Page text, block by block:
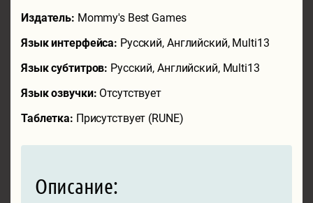
Издатель: Mommy's Best Games
Язык интерфейса: Русский, Английский, Multi13
Язык субтитров: Русский, Английский, Multi13
Язык озвучки: Отсутствует
Таблетка: Присутствует (RUNE)
Описание: